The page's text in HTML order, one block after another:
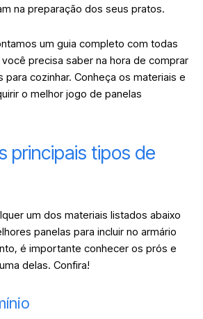
na preparação dos seus pratos.
um guia completo com todas
precisa saber na hora de comprar
para cozinhar. Conheça os materiais e
o melhor jogo de panelas
principais tipos de
um dos materiais listados abaixo
panelas para incluir no armário
é importante conhecer os prós e
delas. Confira!